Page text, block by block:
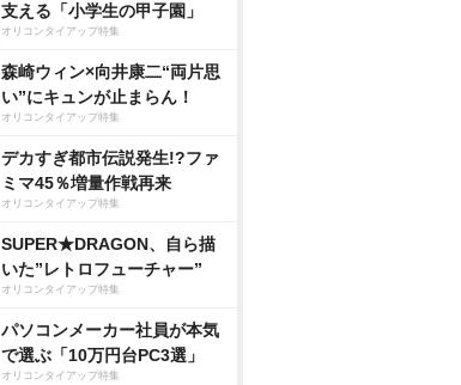
支える「小学生の甲子園」
オリコンタイアップ特集
森崎ウィン×向井康二“両片思
い”にキュンが止まらん！
オリコンタイアップ特集
デカすぎ都市伝説発生!?ファ
ミマ45％増量作戦再来
オリコンタイアップ特集
SUPER★DRAGON、自ら描
いた”レトロフューチャー”
オリコンタイアップ特集
パソコンメーカー社員が本気
で選ぶ「10万円台PC3選」
オリコンタイアップ特集